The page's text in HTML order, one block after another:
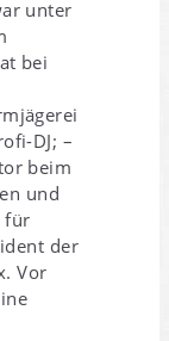
unter
bei
DJ; –
beim
und
für
der
Vor